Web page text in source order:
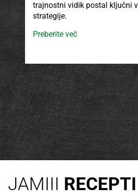
trajnostni vidik postal ključni
strategije.
Preberite več
JAMIII RECEPTI